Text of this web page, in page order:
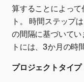
算することによっ
ト。 時間ステップ
の間隔に基づいて
トには、3か月の時
プロジェクトタイプ